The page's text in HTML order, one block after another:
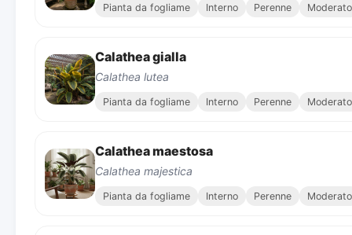
Pianta da fogliame Interno Perenne Moderato
Calathea gialla
Calathea lutea
Pianta da fogliame Interno Perenne Moderato
Calathea maestosa
Calathea majestica
Pianta da fogliame Interno Perenne Moderato